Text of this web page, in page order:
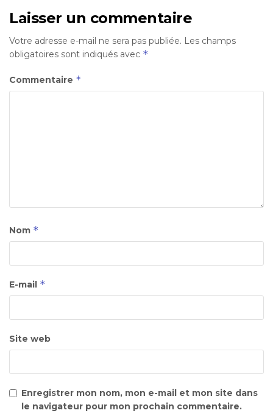
Laisser un commentaire
Votre adresse e-mail ne sera pas publiée. Les champs
obligatoires sont indiqués avec *
Commentaire *
Nom *
E-mail *
Site web
Enregistrer mon nom, mon e-mail et mon site dans
le navigateur pour mon prochain commentaire.